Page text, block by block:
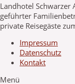
Landhotel Schwarzer
geführter
private Reisegäste
Impressum
Datenschutz
Kontakt
Menü